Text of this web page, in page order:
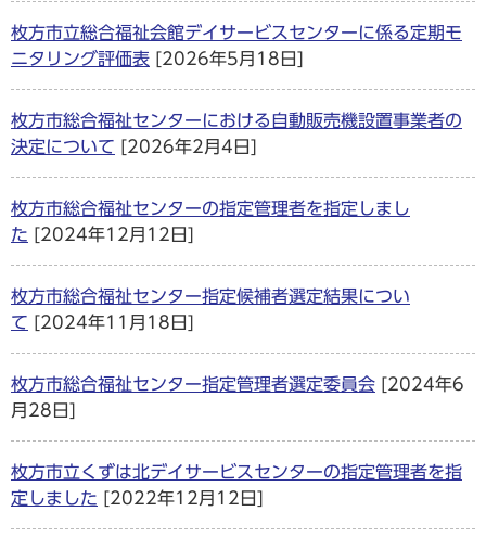
枚方市立総合福祉会館デイサービスセンターに係る定期モ
ニタリング評価表 [2026年5月18日]
枚方市総合福祉センターにおける自動販売機設置事業者の
決定について [2026年2月4日]
枚方市総合福祉センターの指定管理者を指定しまし
た [2024年12月12日]
枚方市総合福祉センター指定候補者選定結果につい
て [2024年11月18日]
枚方市総合福祉センター指定管理者選定委員会 [2024年6
月28日]
枚方市立くずは北デイサービスセンターの指定管理者を指
定しました [2022年12月12日]